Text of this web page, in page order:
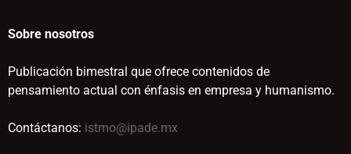
Sobre nosotros
Publicación bimestral que ofrece contenidos de
pensamiento actual con énfasis en empresa y humanismo.
Contáctanos: istmo@ipade.mx